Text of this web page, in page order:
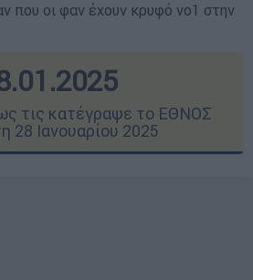
που οι φαν έχουν κρυφό νο1 στην
τις κατέγραψε το ΕΘΝΟΣ
28 Ιανουαρίου 2025